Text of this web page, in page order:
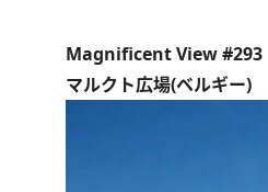
Magnificent View #293
マルクト広場(ベルギー)